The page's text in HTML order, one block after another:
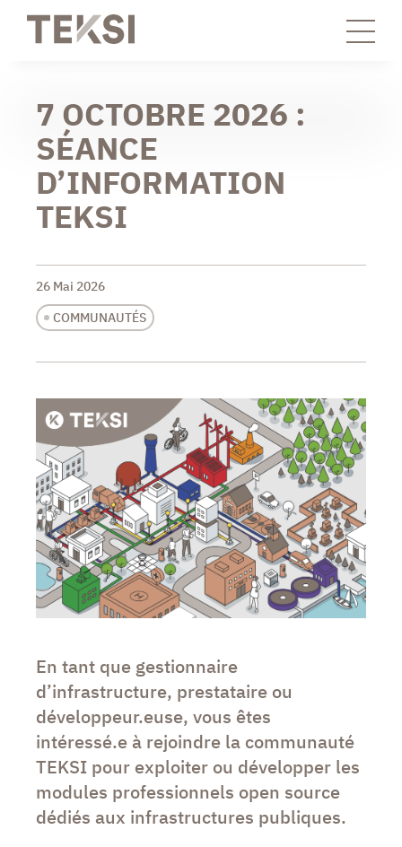
7 OCTOBRE 2026 :
SÉANCE
D’INFORMATION
TEKSI
26 Mai 2026
COMMUNAUTÉS
En tant que gestionnaire
d’infrastructure, prestataire ou
développeur.euse, vous êtes
intéressé.e à rejoindre la communauté
TEKSI pour exploiter ou développer les
modules professionnels open source
dédiés aux infrastructures publiques.